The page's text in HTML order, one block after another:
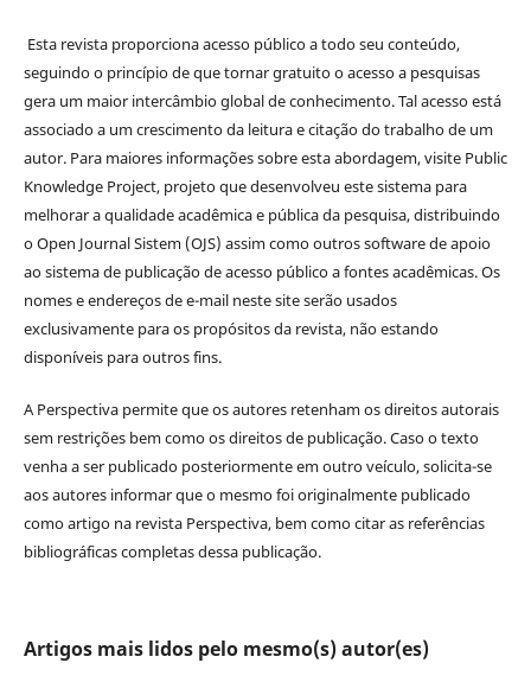
Esta revista proporciona acesso público a todo seu conteúdo,
seguindo o princípio de que tornar gratuito o acesso a pesquisas
gera um maior intercâmbio global de conhecimento. Tal acesso está
associado a um crescimento da leitura e citação do trabalho de um
autor. Para maiores informações sobre esta abordagem, visite Public
Knowledge Project, projeto que desenvolveu este sistema para
melhorar a qualidade acadêmica e pública da pesquisa, distribuindo
o Open Journal Sistem (OJS) assim como outros software de apoio
ao sistema de publicação de acesso público a fontes acadêmicas. Os
nomes e endereços de e-mail neste site serão usados
exclusivamente para os propósitos da revista, não estando
disponíveis para outros fins.
A Perspectiva permite que os autores retenham os direitos autorais
sem restrições bem como os direitos de publicação. Caso o texto
venha a ser publicado posteriormente em outro veículo, solicita-se
aos autores informar que o mesmo foi originalmente publicado
como artigo na revista Perspectiva, bem como citar as referências
bibliográficas completas dessa publicação.
Artigos mais lidos pelo mesmo(s) autor(es)